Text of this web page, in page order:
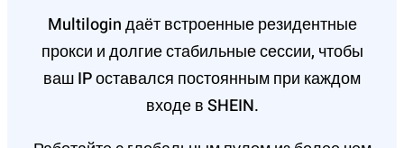
Multilogin даёт встроенные резидентные
прокси и долгие стабильные сессии, чтобы
ваш IP оставался постоянным при каждом
входе в SHEIN.